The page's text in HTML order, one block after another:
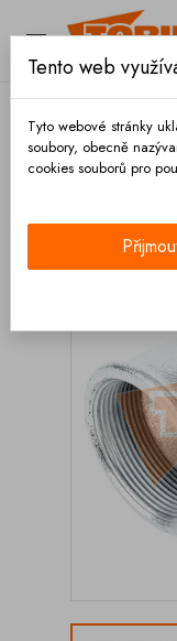

Tento web
Tyto webové stránky
soubory, obecně
cookies souborů pro